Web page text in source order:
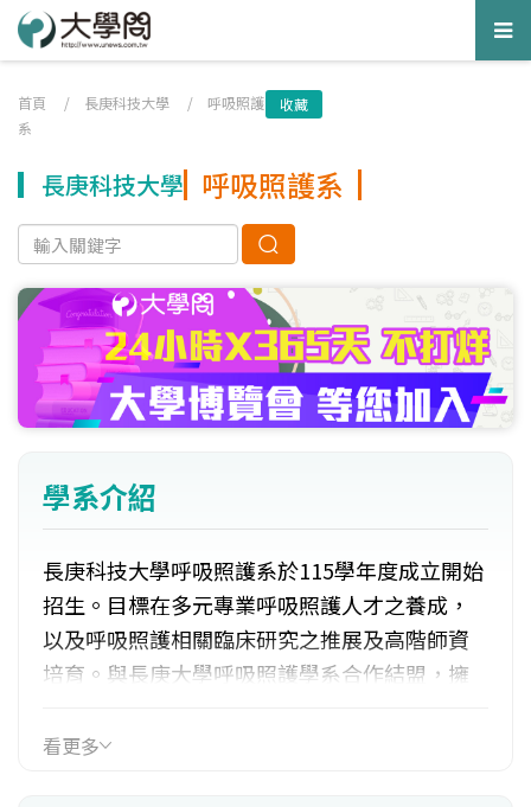
首頁 / 長庚科技大學 / 呼吸照護
系
收藏
長庚科技大學 呼吸照護系
學系介紹
長庚科技大學呼吸照護系於115學年度成立開始
招生。目標在多元專業呼吸照護人才之養成，
以及呼吸照護相關臨床研究之推展及高階師資
培育。與長庚大學呼吸照護學系合作結盟，擁
擁有最專業實習場所。
看更多